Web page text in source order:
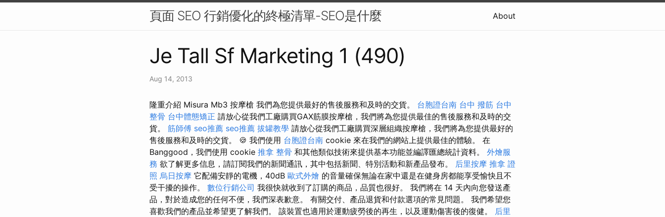
頁面 SEO 行銷優化的終極清單-SEO是什麼 About
Je Tall Sf Marketing 1 (490)
Aug 14, 2013
隆重介紹 Misura Mb3 按摩槍 我們為您提供最好的售後服務和及時的交貨。 台胞證台南 台中 撥筋 台中
整骨 台中體態矯正 請放心從我們工廠購買GAX筋膜按摩槍，我們將為您提供最佳的售後服務和及時的交
貨。 筋師傅 seo推薦 seo推薦 拔罐教學 請放心從我們工廠購買深層組織按摩槍，我們將為您提供最好的
售後服務和及時的交貨。 🍪 我們使用 台胞證台南 cookie 來在我們的網站上提供最佳的體驗。 在
Banggood，我們使用 cookie 推拿 整骨 和其他類似技術來提供基本功能並編譯匯總統計資料。 外燴服
務 欲了解更多信息，請訂閱我們的新聞通訊，其中包括新聞、特別活動和新產品發布。 后里按摩 推拿 證
照 烏日按摩 它配備安靜的電機，40dB 歐式外燴 的音量確保無論在家中還是在健身房都能享受愉快且不
受干擾的操作。 數位行銷公司 我很快就收到了訂購的商品，品質也很好。 我們將在 14 天內向您發送產
品，對於造成您的任何不便，我們深表歉意。 有關交付、產品退貨和付款選項的常見問題。 我們希望您
喜歡我們的產品並希望更了解我們。 該裝置也適用於運動疲勞後的再生，以及運動傷害後的復健。 后里